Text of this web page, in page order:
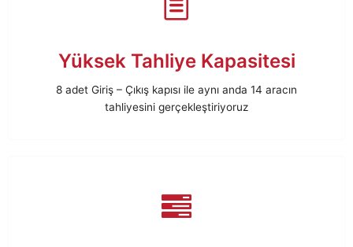
Yüksek Tahliye Kapasitesi
8 adet Giriş – Çıkış kapısı ile aynı anda 14 aracın
tahliyesini gerçekleştiriyoruz